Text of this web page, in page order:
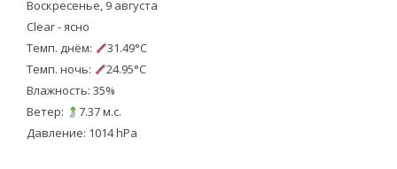
Воскресенье, 9 августа
Clear - ясно
Темп. днём:
31.49°C
Темп. ночь:
24.95°C
Влажность: 35%
Ветер:
7.37 м.с.
Давление: 1014 hPa